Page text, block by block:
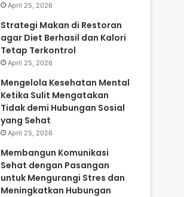
April 25, 2026
Strategi Makan di Restoran
agar Diet Berhasil dan Kalori
Tetap Terkontrol
April 25, 2026
Mengelola Kesehatan Mental
Ketika Sulit Mengatakan
Tidak demi Hubungan Sosial
yang Sehat
April 25, 2026
Membangun Komunikasi
Sehat dengan Pasangan
untuk Mengurangi Stres dan
Meningkatkan Hubungan